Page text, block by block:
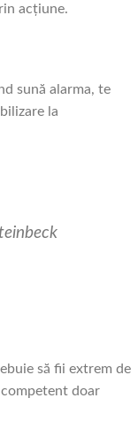
acțiune.
sună alarma, te
la
să fii extrem de
doar